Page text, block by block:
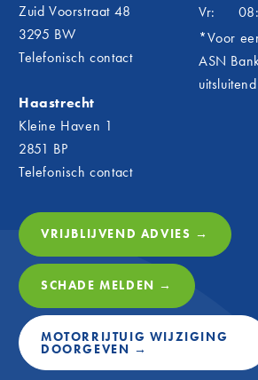
Zuid Voorstraat 48
3295 BW
Telefonisch contact
Haastrecht
Kleine Haven 1
2851 BP
Telefonisch contact
Vr:
*Voor
ASN
VRIJBLIJVEND ADVIES →
SCHADE MELDEN →
MOTORRIJTUIG WIJZIGING
DOORGEVEN →